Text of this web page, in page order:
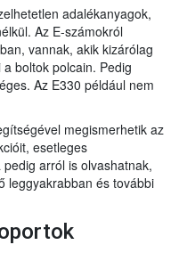
adalékanyagok,
Az E-számokról
vannak, akik kizárólag
boltok polcain. Pedig
Az E330 például nem
megismerhetik az
esetleges
arról is olvashatnak,
leggyakrabban és további